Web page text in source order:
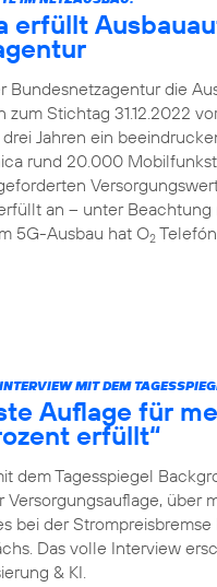
erfüllt
Bundesnetzagentur die
zum Stichtag 31.12.2022
Jahren ein
rund 20.000
an – unter
5G-Ausbau hat O2
MIT DEM
Auflage für
erfüllt“
dem Tagesspiegel
Versorgungsauflage,
bei der
Das volle Interview
& KI.